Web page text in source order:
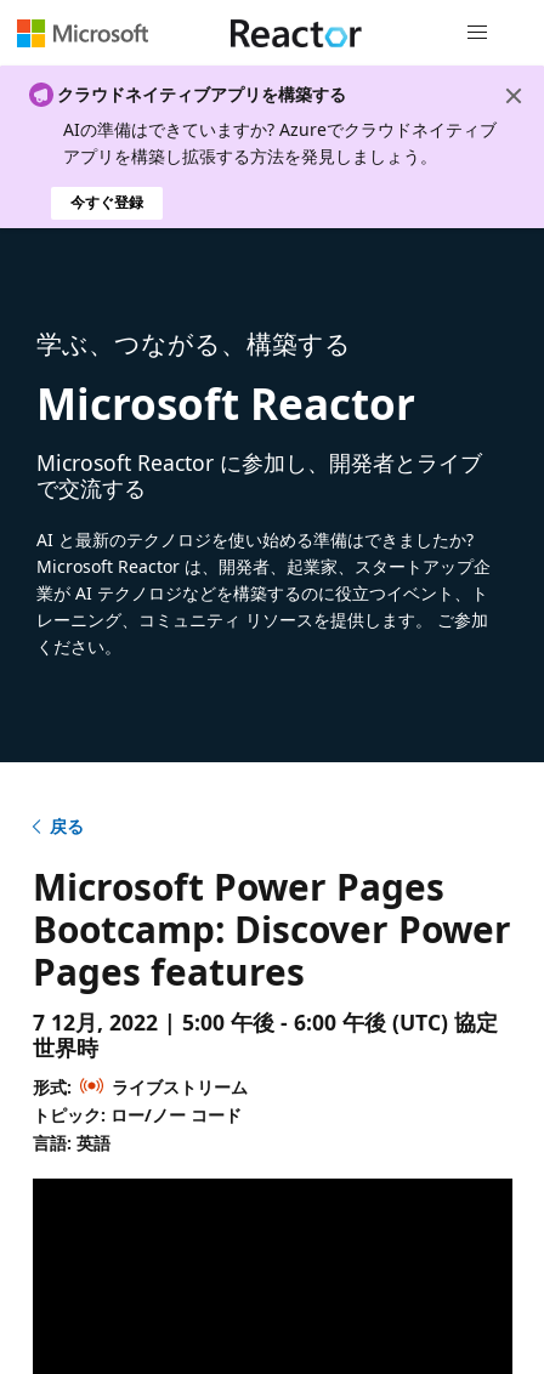
クラウドネイティブアプリを構築する
AIの準備はできていますか? Azureでクラウドネイティブ
アプリを構築し拡張する方法を発見しましょう。
今すぐ登録
学ぶ、つながる、構築する
Microsoft Reactor
Microsoft Reactor に参加し、開発者とライブ
で交流する
AI と最新のテクノロジを使い始める準備はできましたか?
Microsoft Reactor は、開発者、起業家、スタートアップ企
業が AI テクノロジなどを構築するのに役立つイベント、ト
レーニング、コミュニティ リソースを提供します。 ご参加
ください。
戻る
Microsoft Power Pages
Bootcamp: Discover Power
Pages features
7 12月, 2022 | 5:00 午後 - 6:00 午後 (UTC) 協定
世界時
形式:
ライブストリーム
トピック: ロー/ノー コード
言語: 英語